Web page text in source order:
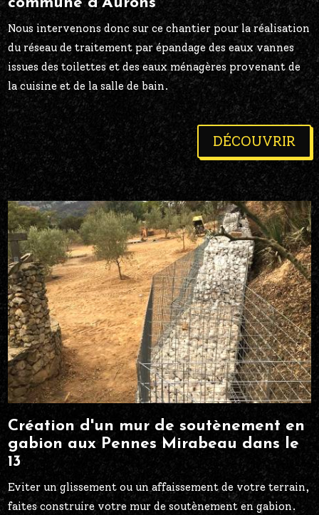
commune d'Aurons
Nous intervenons donc sur ce chantier pour la réalisation
du réseau de traitement par épandage des eaux vannes
issues des toilettes et des eaux ménagères provenant de
la cuisine et de la salle de bain.
DÉCOUVRIR
Création d'un mur de soutènement en
gabion aux Pennes Mirabeau dans le
13
Eviter un glissement ou un affaissement de votre terrain,
faites construire votre mur de soutènement en gabion.